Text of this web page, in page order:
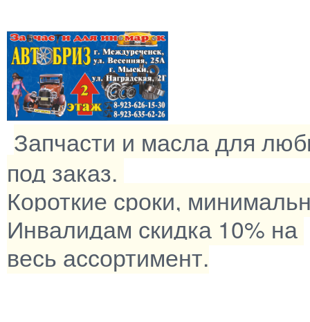
Запчасти и масла для
под заказ.
Короткие сроки,
Инвалидам скидка 10% на
весь ассортимент.